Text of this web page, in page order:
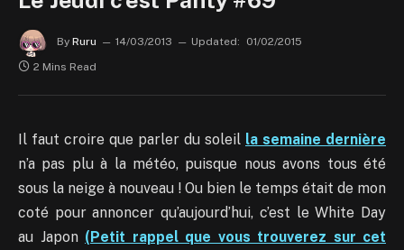
By Ruru 14/03/2013 Updated:
01/02/2015
2 Mins Read
Il faut croire que parler du soleil la semaine dernière
n’a pas plu à la météo, puisque nous avons tous été
sous la neige à nouveau ! Ou bien le temps était de mon
coté pour annoncer qu’aujourd’hui, c’est le White Day
au Japon (Petit rappel que vous trouverez sur cet